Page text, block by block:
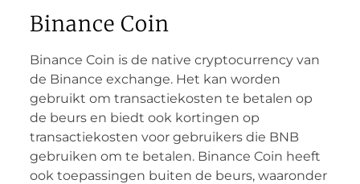
Binance Coin
Binance Coin is de native cryptocurrency van
de Binance exchange. Het kan worden
gebruikt om transactiekosten te betalen op
de beurs en biedt ook kortingen op
transactiekosten voor gebruikers die BNB
gebruiken om te betalen. Binance Coin heeft
ook toepassingen buiten de beurs, waaronder